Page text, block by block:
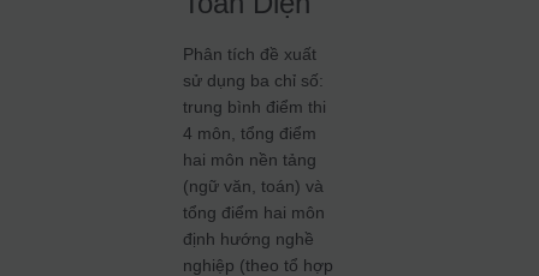
Phân tích đề xuất
sử dụng ba chỉ số:
trung bình điểm thi
4 môn, tổng điểm
hai môn nền tảng
(ngữ văn, toán) và
tổng điểm hai môn
định hướng nghề
nghiệp (theo tổ hợp